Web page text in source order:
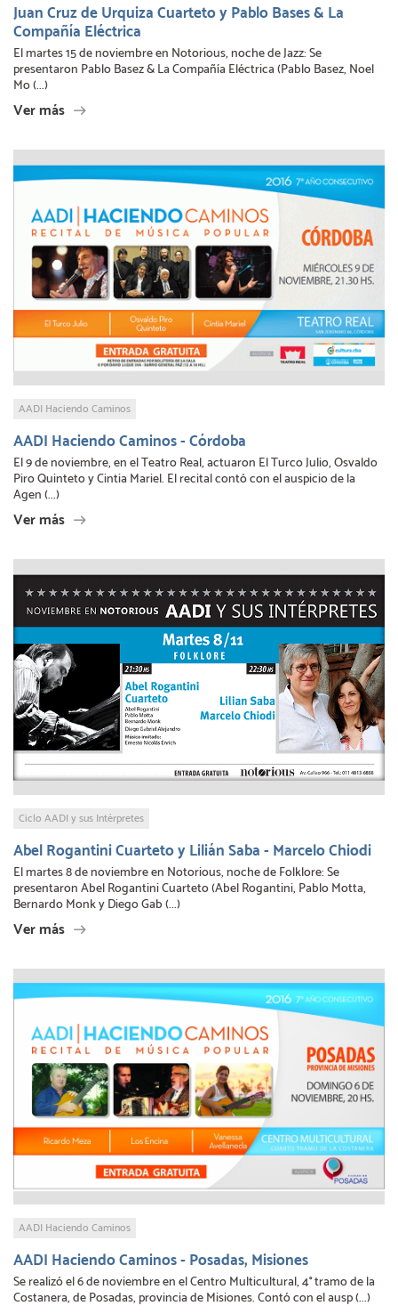
Juan Cruz de Urquiza Cuarteto y Pablo Bases & La
Compañía Eléctrica
El martes 15 de noviembre en Notorious, noche de Jazz: Se
presentaron Pablo Basez & La Compañía Eléctrica (Pablo Basez, Noel
Mo (...)
Ver más
AADI Haciendo Caminos
AADI Haciendo Caminos - Córdoba
El 9 de noviembre, en el Teatro Real, actuaron El Turco Julio, Osvaldo
Piro Quinteto y Cintia Mariel. El recital contó con el auspicio de la
Agen (...)
Ver más
Ciclo AADI y sus Intérpretes
Abel Rogantini Cuarteto y Lilián Saba - Marcelo Chiodi
El martes 8 de noviembre en Notorious, noche de Folklore: Se
presentaron Abel Rogantini Cuarteto (Abel Rogantini, Pablo Motta,
Bernardo Monk y Diego Gab (...)
Ver más
AADI Haciendo Caminos
AADI Haciendo Caminos - Posadas, Misiones
Se realizó el 6 de noviembre en el Centro Multicultural, 4° tramo de la
Costanera, de Posadas, provincia de Misiones. Contó con el ausp (...)